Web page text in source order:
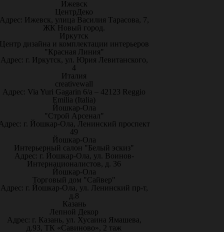
Ижевск
ЦентрДеко
Ижевск, улица Василия Тарасова, 7,
ЖК Новый город.
Иркутск
дизайна и комплектации интерьеров
"Красная Линия"
Адрес: г. Иркутск, ул. Юрия Левитанского,
4
Италия
creativewall
Адрес: Via Yuri Gagarin 6/a – 42123 Reggio
Emilia (Italia)
Йошкар-Ола
"Строй Арсенал"
г. Йошкар-Ола, Ленинский проспект
49
Йошкар-Ола
Интерьерный салон "Белый эскиз"
Адрес: г. Йошкар-Ола, ул. Воинов-
Интернационалистов, д. 36
Йошкар-Ола
Торговый дом "Сайвер"
Адрес: г. Йошкар-Ола, ул. Ленинский пр-т,
д.8
Казань
Лепной Декор
Адрес: г. Казань, ул. Хусаина Ямашева,
д.93, ТК «Савиново», 2 таж